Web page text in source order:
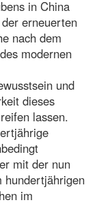
in China
erneuerten
nach dem
modernen
und
dieses
lassen.
mit der nun
hundertjährigen
im